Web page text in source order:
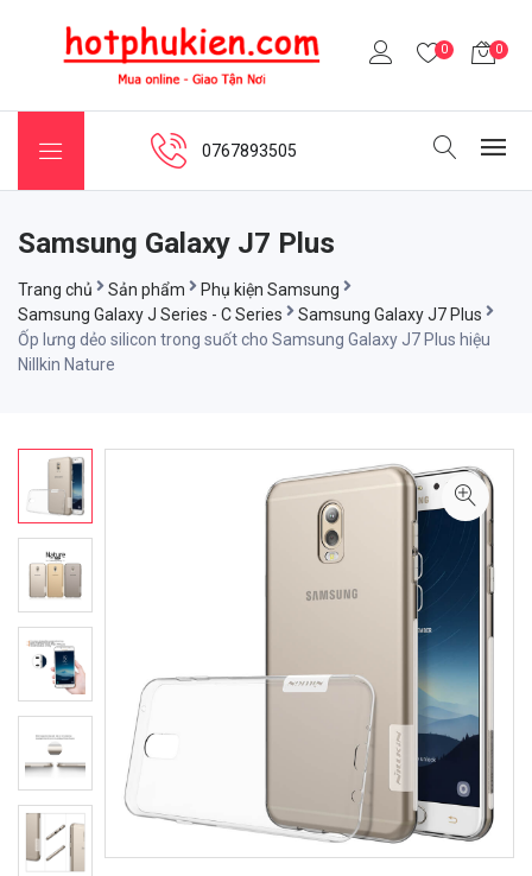
0 0
0767893505
Samsung Galaxy J7 Plus
Trang chủ Sản phẩm
Phụ kiện Samsung
Samsung Galaxy J Series - C Series
Samsung Galaxy J7 Plus
Ốp lưng dẻo silicon trong suốt cho Samsung Galaxy J7 Plus hiệu
Nillkin Nature